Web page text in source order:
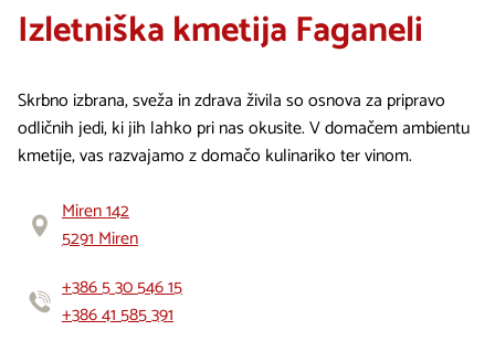
Izletniška kmetija Faganeli
Skrbno izbrana, sveža in zdrava živila so osnova za pripravo
odličnih jedi, ki jih lahko pri nas okusite. V domačem ambientu
kmetije, vas razvajamo z domačo kulinariko ter vinom.
Miren 142
5291 Miren
+386 5 30 546 15
+386 41 585 391